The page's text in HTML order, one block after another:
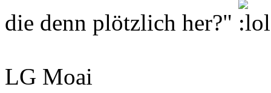
die denn plötzlich her?"
LG Moai